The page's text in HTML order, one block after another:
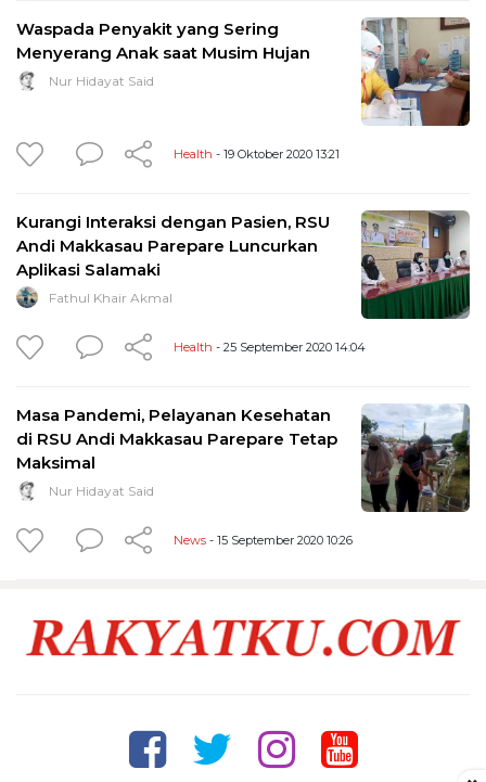
Waspada Penyakit yang Sering
Menyerang Anak saat Musim Hujan
Nur Hidayat Said
Health - 19 Oktober 2020 13:21
Kurangi Interaksi dengan Pasien, RSU
Andi Makkasau Parepare Luncurkan
Aplikasi Salamaki
Fathul Khair Akmal
Health - 25 September 2020 14:04
Masa Pandemi, Pelayanan Kesehatan
di RSU Andi Makkasau Parepare Tetap
Maksimal
Nur Hidayat Said
News - 15 September 2020 10:26